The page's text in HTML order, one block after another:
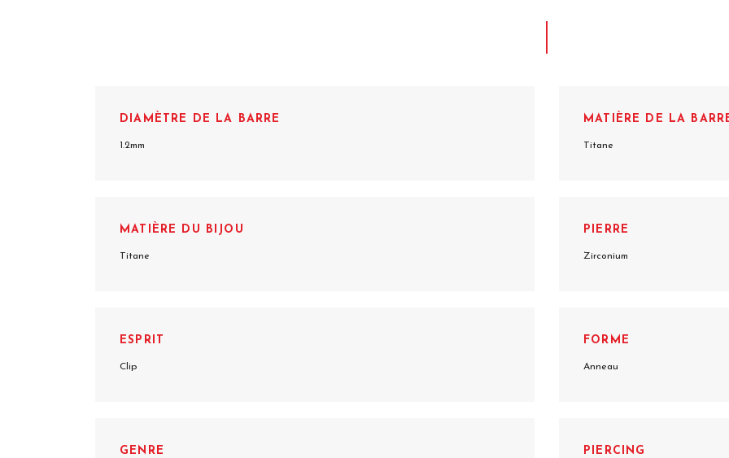
DIAMÈTRE DE LA BARRE
1.2mm
MATIÈRE DE LA
Titane
MATIÈRE DU BIJOU
Titane
PIERRE
Zirconium
ESPRIT
Clip
FORME
Anneau
GENRE PIERCING